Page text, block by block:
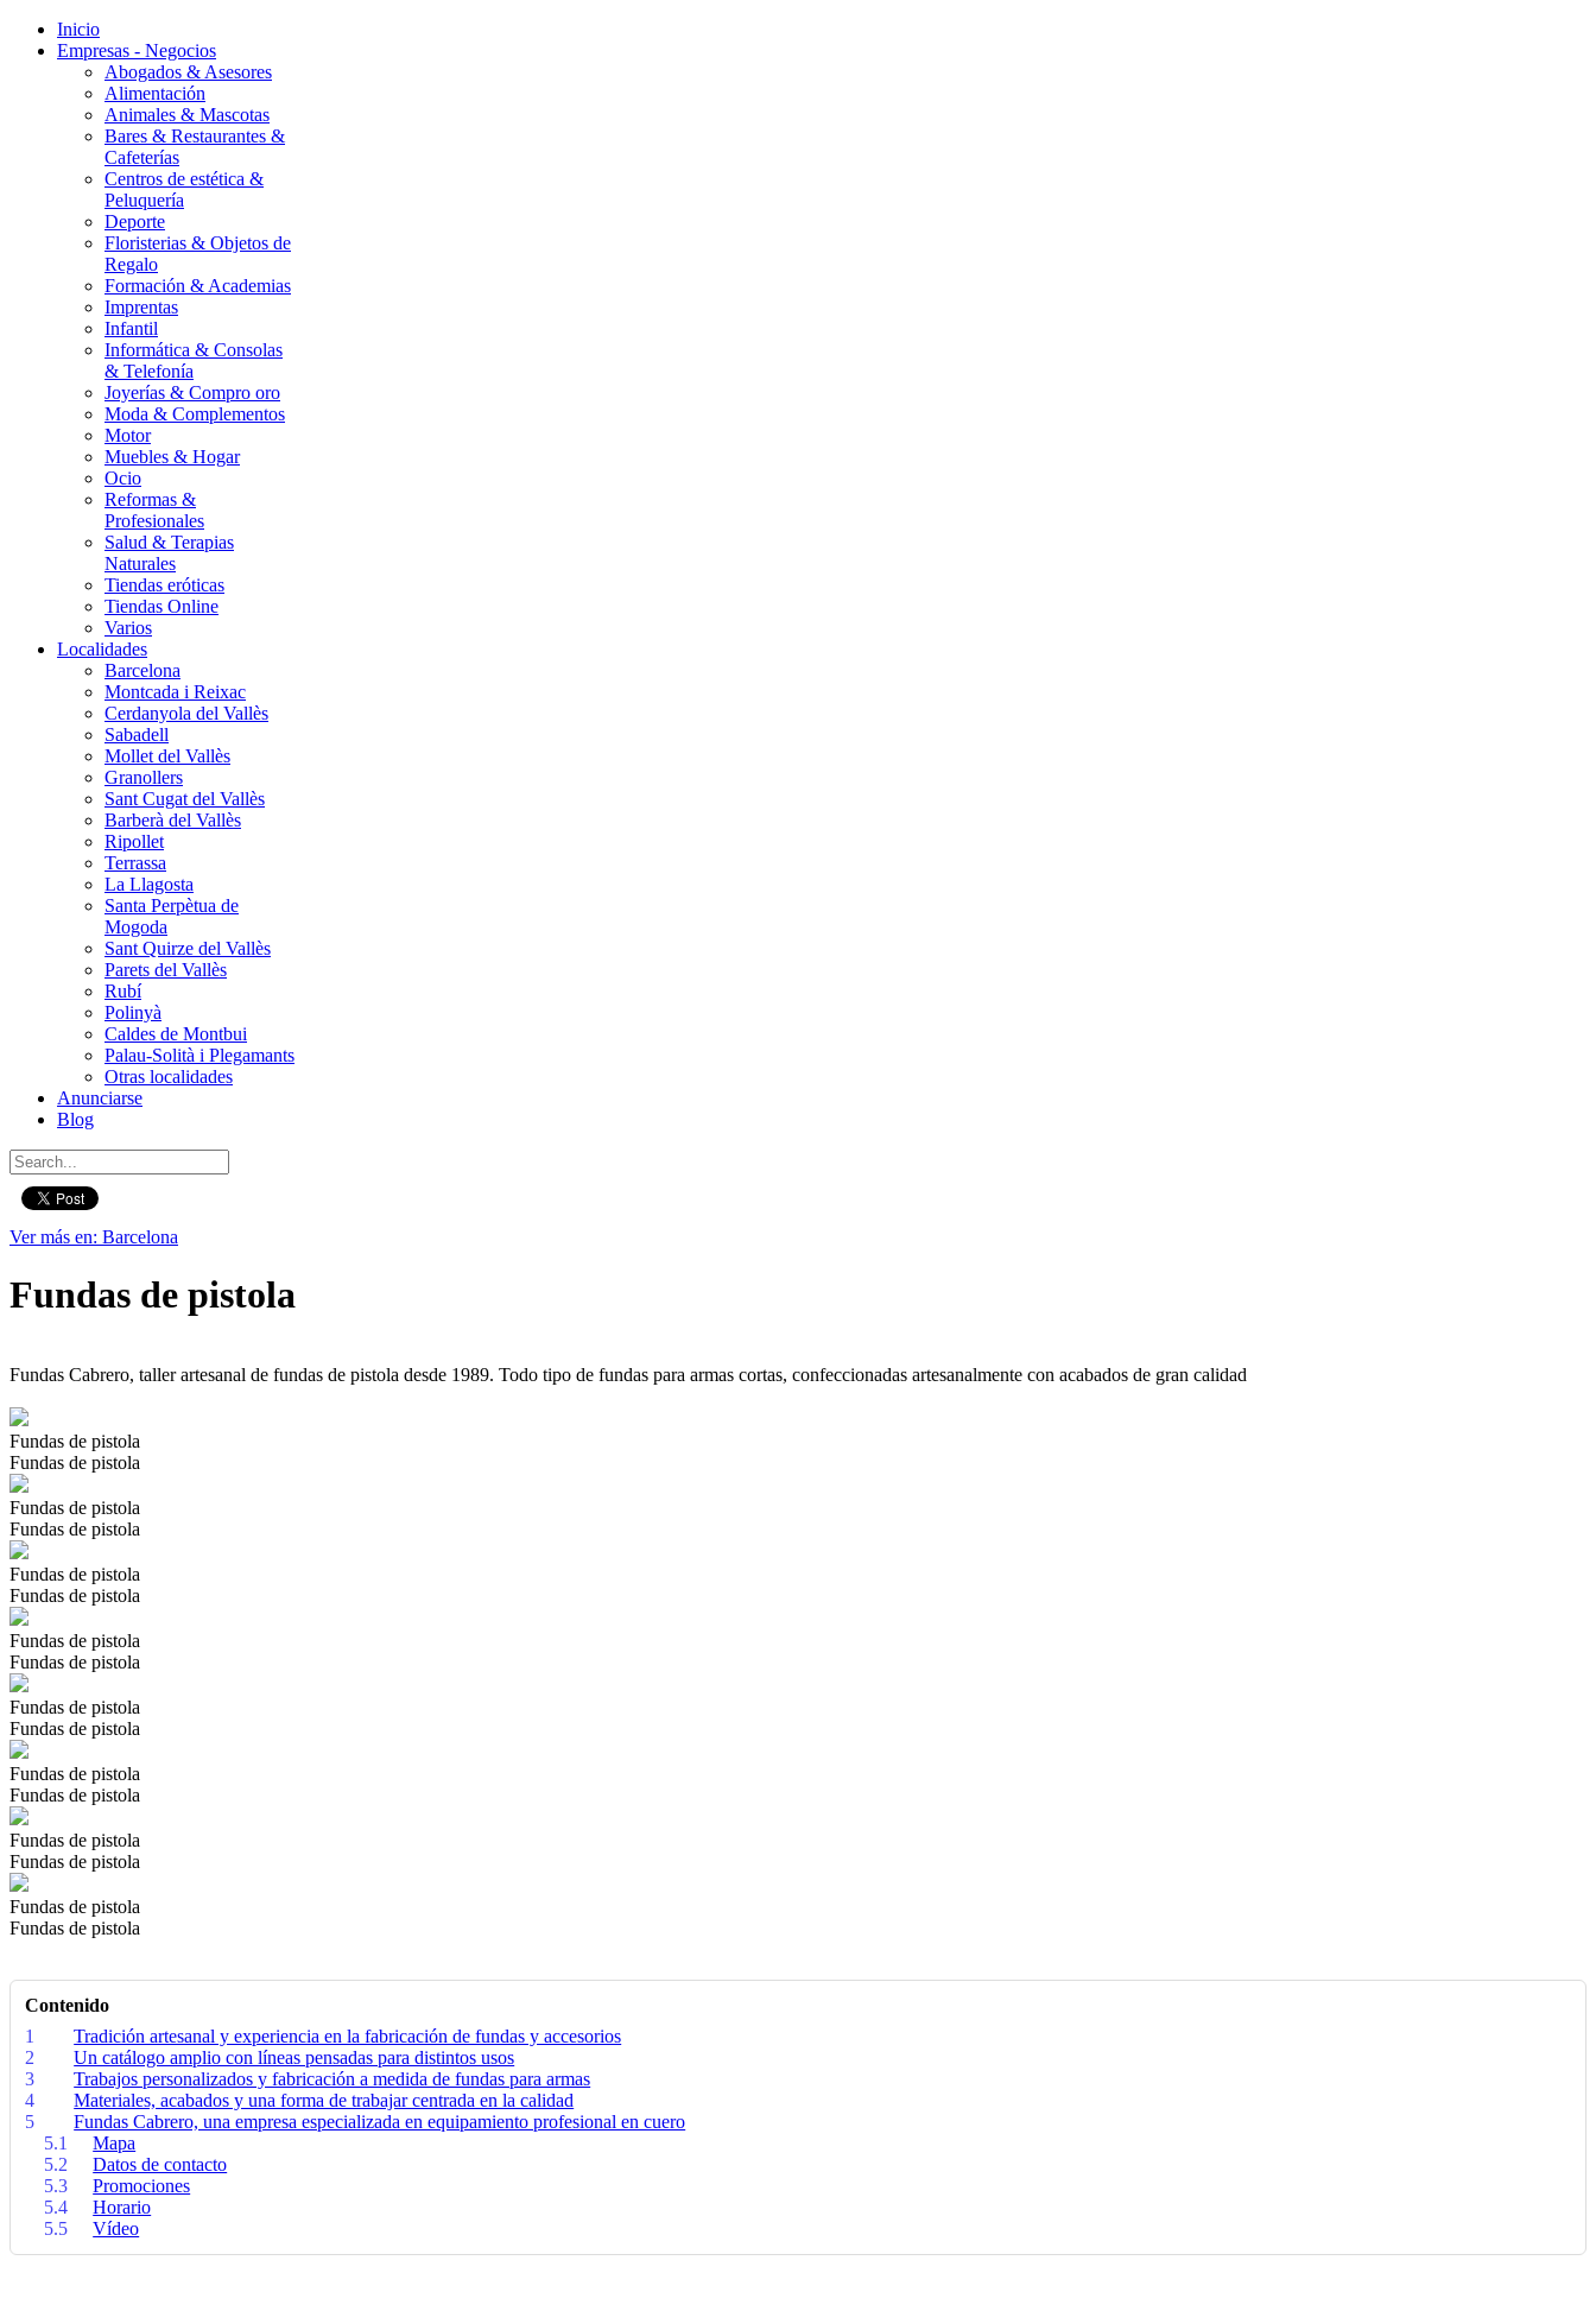
Inicio
Empresas - Negocios
Abogados & Asesores
Alimentación
Animales & Mascotas
Bares & Restaurantes &
Cafeterías
Centros de estética &
Peluquería
Deporte
Floristerias & Objetos de
Regalo
Formación & Academias
Imprentas
Infantil
Informática & Consolas
& Telefonía
Joyerías & Compro oro
Moda & Complementos
Motor
Muebles & Hogar
Ocio
Reformas &
Profesionales
Salud & Terapias
Naturales
Tiendas eróticas
Tiendas Online
Varios
Localidades
Barcelona
Montcada i Reixac
Cerdanyola del Vallès
Sabadell
Mollet del Vallès
Granollers
Sant Cugat del Vallès
Barberà del Vallès
Ripollet
Terrassa
La Llagosta
Santa Perpètua de
Mogoda
Sant Quirze del Vallès
Parets del Vallès
Rubí
Polinyà
Caldes de Montbui
Palau-Solità i Plegamants
Otras localidades
Anunciarse
Blog
Ver más en: Barcelona
Fundas de pistola
Fundas Cabrero, taller artesanal de fundas de pistola desde 1989. Todo tipo de fundas para armas cortas, confeccionadas artesanalmente con acabados de gran calidad
Fundas de pistola
Fundas de pistola
Fundas de pistola
Fundas de pistola
Fundas de pistola
Fundas de pistola
Fundas de pistola
Fundas de pistola
Fundas de pistola
Fundas de pistola
Fundas de pistola
Fundas de pistola
Fundas de pistola
Fundas de pistola
Fundas de pistola
Fundas de pistola
Contenido
1
Tradición artesanal y experiencia en la fabricación de fundas y accesorios
2
Un catálogo amplio con líneas pensadas para distintos usos
3
Trabajos personalizados y fabricación a medida de fundas para armas
4
Materiales, acabados y una forma de trabajar centrada en la calidad
5
Fundas Cabrero, una empresa especializada en equipamiento profesional en cuero
5.1
Mapa
5.2
Datos de contacto
5.3
Promociones
5.4
Horario
5.5
Vídeo